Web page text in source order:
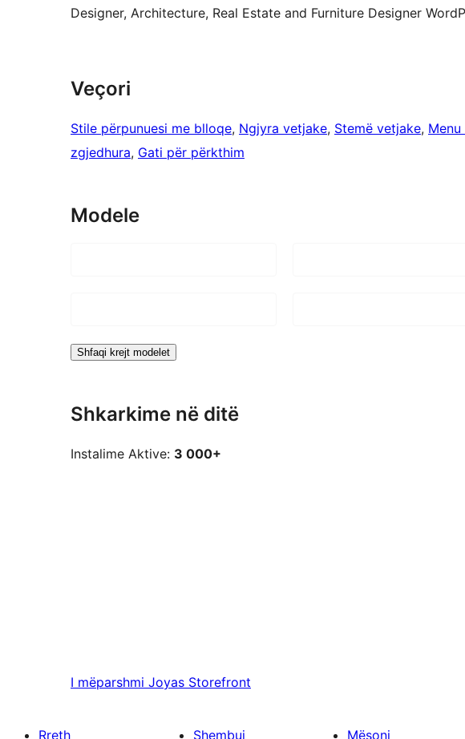
Designer, Architecture, Real Estate and Furniture Designer
Veçori
Stile përpunuesi me blloqe, Ngjyra vetjake, Stemë vetjake,
zgjedhura, Gati për përkthim
Modele
Shfaqi krejt modelet
Shkarkime në ditë
Instalime Aktive: 3 000+
I mëparshmi Joyas Storefront
Rreth Shembuj Mësoni